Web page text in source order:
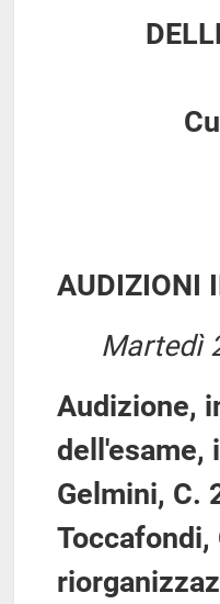
AUDIZIONI
Martedì
Audizione,
dell'esame,
Gelmini, C.